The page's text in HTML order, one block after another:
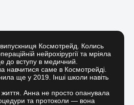
Космотрейд. Колись
нейрохірургії та мріяла
до вступу в медичний.
навчитися саме в Космотрейді.
ще у 2019. Інші школи навіть
життя. Анна не просто опанувала
та протоколи — вона